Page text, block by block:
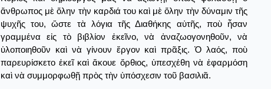
ἄνθρωπος μὲ ὅλην τὴν καρδιά του καὶ μὲ ὅλην τὴν δύναμιν τῆς
ψυχῆς του, ὥστε τὰ λόγια τῆς Διαθήκης αὐτῆς, ποὺ ἦσαν
γραμμένα εἰς τὸ βιβλίον ἐκεῖνο, νὰ ἀναζωογονηθοῦν, νὰ
ὑλοποιηθοῦν καὶ νὰ γίνουν ἔργον καὶ πρᾶξις. Ὁ λαός, ποὺ
παρευρίσκετο ἐκεῖ καὶ ἄκουε ὄρθιος, ὑπεσχέθη νὰ ἐφαρμόση
καὶ νὰ συμμορφωθῇ πρὸς τὴν ὑπόσχεσιν τοῦ βασιλιᾶ.